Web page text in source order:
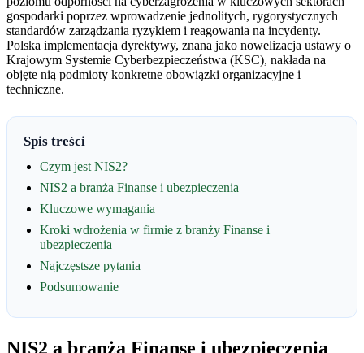
gospodarki poprzez wprowadzenie jednolitych, rygorystycznych
standardów zarządzania ryzykiem i reagowania na incydenty.
Polska implementacja dyrektywy, znana jako nowelizacja ustawy o
Krajowym Systemie Cyberbezpieczeństwa (KSC), nakłada na
objęte nią podmioty konkretne obowiązki organizacyjne i
techniczne.
Spis treści
Czym jest NIS2?
NIS2 a branża Finanse i ubezpieczenia
Kluczowe wymagania
Kroki wdrożenia w firmie z branży Finanse i
ubezpieczenia
Najczęstsze pytania
Podsumowanie
NIS2 a branża Finanse i ubezpieczenia